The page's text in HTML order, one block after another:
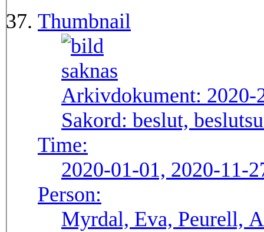
Thumbnail
Arkivdokument: 2020-
Sakord: beslut,
Time:
2020-01-01, 2020-11-
Person:
Myrdal, Eva, Peurell,